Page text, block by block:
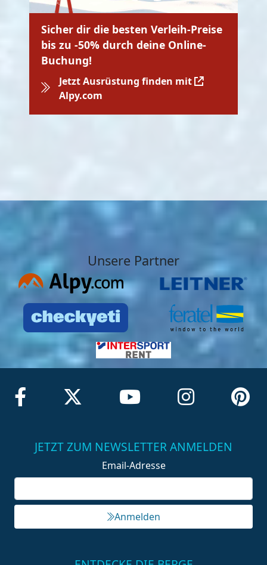
Sicher dir die besten Verleih-Preise
bis zu -50% durch deine Online-
Buchung!
Jetzt Ausrüstung finden mit
Alpy.com
Unsere Partner
JETZT ZUM NEWSLETTER ANMELDEN
Email-Adresse
Anmelden